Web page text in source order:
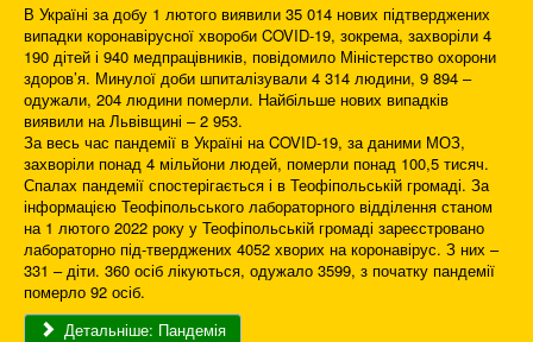
В Україні за добу 1 лютого виявили 35 014 нових підтверджених
випадки коронавірусної хвороби COVID-19, зокрема, захворіли 4
190 дітей і 940 медпрацівників, повідомило Міністерство охорони
здоров’я. Минулої доби шпиталізували 4 314 людини, 9 894 –
одужали, 204 людини померли. Найбільше нових випадків
виявили на Львівщині – 2 953.
За весь час пандемії в Україні на COVID-19, за даними МОЗ,
захворіли понад 4 мільйони людей, померли понад 100,5 тисяч.
Спалах пандемії спостерігається і в Теофіпольській громаді. За
інформацією Теофіпольського лабораторного відділення станом
на 1 лютого 2022 року у Теофіпольській громаді зареєстровано
лабораторно під-тверджених 4052 хворих на коронавірус. З них –
331 – діти. 360 осіб лікуються, одужало 3599, з початку пандемії
померло 92 осіб.
Детальніше: Пандемія